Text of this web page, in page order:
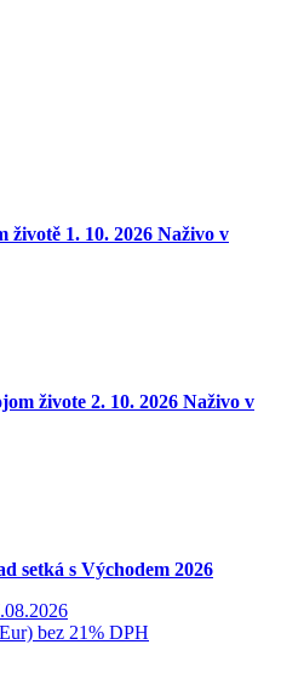
životě 1. 10. 2026 Naživo v
živote 2. 10. 2026 Naživo v
setká s Východem 2026
bez 21% DPH